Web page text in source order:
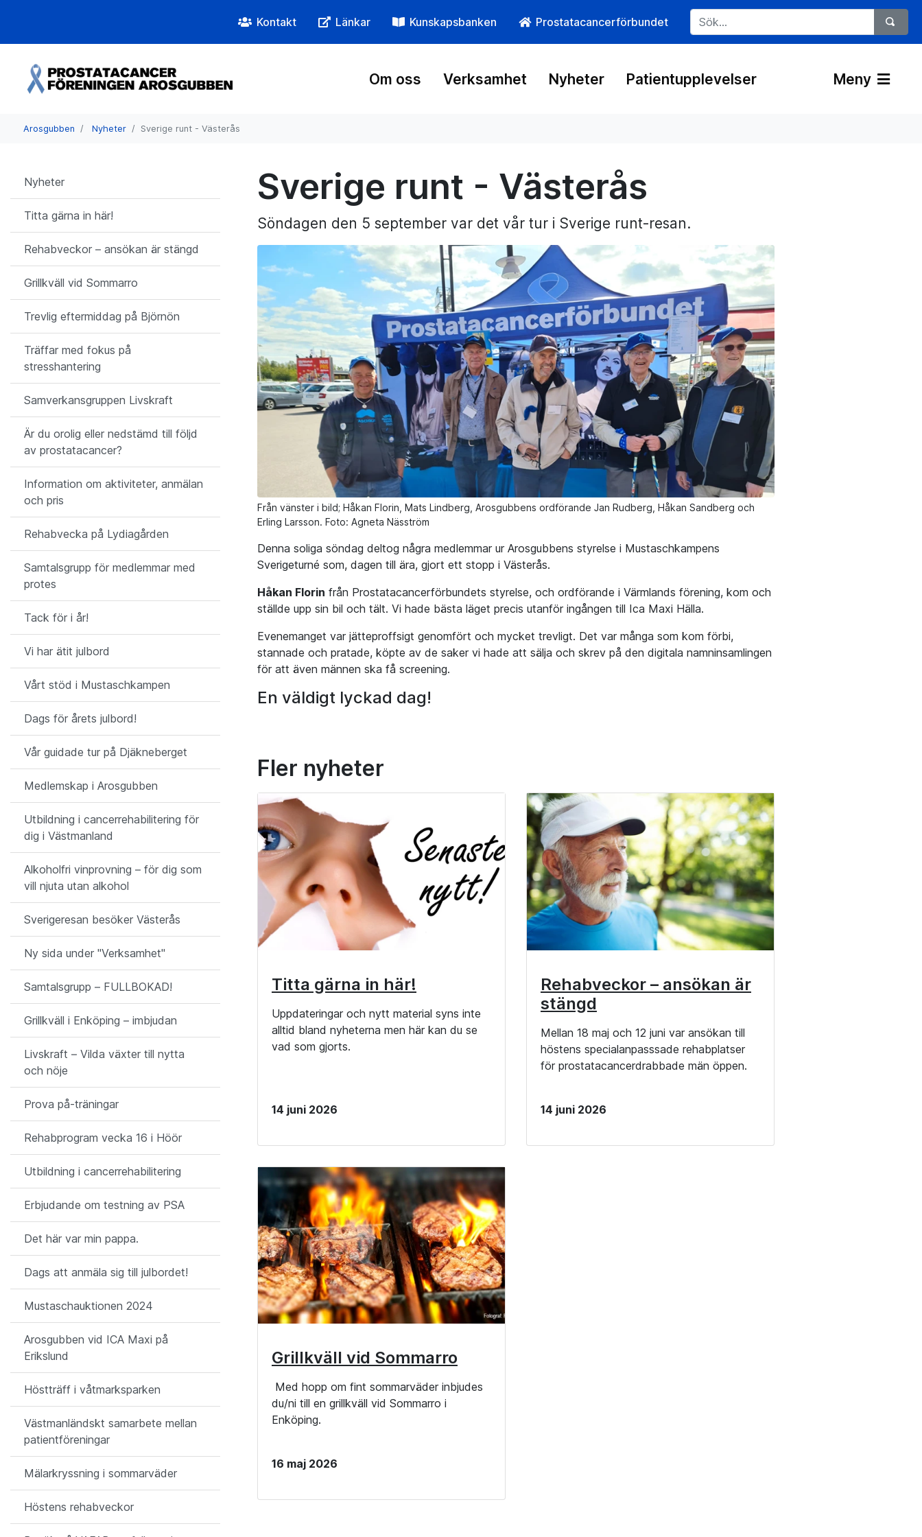
Kontakt Länkar Kunskapsbanken Prostatacancerförbundet
Om oss Verksamhet Nyheter Patientupplevelser Meny
Arosgubben Nyheter Sverige runt - Västerås
Nyheter
Titta gärna in här!
Rehabveckor – ansökan är stängd
Grillkväll vid Sommarro
Trevlig eftermiddag på Björnön
Träffar med fokus på
stresshantering
Samverkansgruppen Livskraft
Är du orolig eller nedstämd till följd
av prostatacancer?
Information om aktiviteter, anmälan
och pris
Rehabvecka på Lydiagården
Samtalsgrupp för medlemmar med
protes
Tack för i år!
Vi har ätit julbord
Vårt stöd i Mustaschkampen
Dags för årets julbord!
Vår guidade tur på Djäkneberget
Medlemskap i Arosgubben
Utbildning i cancerrehabilitering för
dig i Västmanland
Alkoholfri vinprovning – för dig som
vill njuta utan alkohol
Sverigeresan besöker Västerås
Ny sida under "Verksamhet"
Samtalsgrupp – FULLBOKAD!
Grillkväll i Enköping – imbjudan
Livskraft – Vilda växter till nytta
och nöje
Prova på-träningar
Rehabprogram vecka 16 i Höör
Utbildning i cancerrehabilitering
Erbjudande om testning av PSA
Det här var min pappa.
Dags att anmäla sig till julbordet!
Mustaschauktionen 2024
Arosgubben vid ICA Maxi på
Erikslund
Höstträff i våtmarksparken
Västmanländskt samarbete mellan
patientföreningar
Mälarkryssning i sommarväder
Höstens rehabveckor
Sverige runt - Västerås
Söndagen den 5 september var det vår tur i Sverige runt-resan.
Från vänster i bild; Håkan Florin, Mats Lindberg, Arosgubbens ordförande Jan Rudberg, Håkan Sandberg och
Erling Larsson. Foto: Agneta Näsström
Denna soliga söndag deltog några medlemmar ur Arosgubbens styrelse i Mustaschkampens
Sverigeturné som, dagen till ära, gjort ett stopp i Västerås.
Håkan Florin från Prostatacancerförbundets styrelse, och ordförande i Värmlands förening, kom och
ställde upp sin bil och tält. Vi hade bästa läget precis utanför ingången till Ica Maxi Hälla.
Evenemanget var jätteproffsigt genomfört och mycket trevligt. Det var många som kom förbi,
stannade och pratade, köpte av de saker vi hade att sälja och skrev på den digitala namninsamlingen
för att även männen ska få screening.
En väldigt lyckad dag!
Fler nyheter
Titta gärna in här!
Uppdateringar och nytt material syns inte
alltid bland nyheterna men här kan du se
vad som gjorts.
14 juni 2026
Rehabveckor – ansökan är
stängd
Mellan 18 maj och 12 juni var ansökan till
höstens specialanpasssade rehabplatser
för prostatacancerdrabbade män öppen.
14 juni 2026
Grillkväll vid Sommarro
Med hopp om fint sommarväder inbjudes
du/ni till en grillkväll vid Sommarro i
Enköping.
16 maj 2026